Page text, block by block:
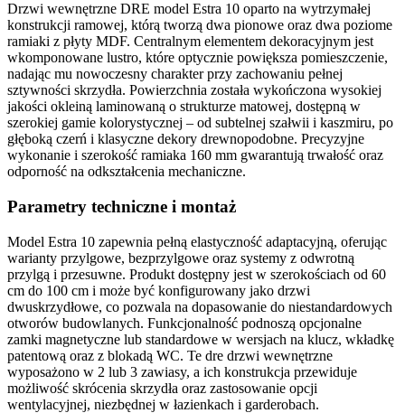
Drzwi wewnętrzne DRE model Estra 10 oparto na wytrzymałej
konstrukcji ramowej, którą tworzą dwa pionowe oraz dwa poziome
ramiaki z płyty MDF. Centralnym elementem dekoracyjnym jest
wkomponowane lustro, które optycznie powiększa pomieszczenie,
nadając mu nowoczesny charakter przy zachowaniu pełnej
sztywności skrzydła. Powierzchnia została wykończona wysokiej
jakości okleiną laminowaną o strukturze matowej, dostępną w
szerokiej gamie kolorystycznej – od subtelnej szałwii i kaszmiru, po
głęboką czerń i klasyczne dekory drewnopodobne. Precyzyjne
wykonanie i szerokość ramiaka 160 mm gwarantują trwałość oraz
odporność na odkształcenia mechaniczne.
Parametry techniczne i montaż
Model Estra 10 zapewnia pełną elastyczność adaptacyjną, oferując
warianty przylgowe, bezprzylgowe oraz systemy z odwrotną
przylgą i przesuwne. Produkt dostępny jest w szerokościach od 60
cm do 100 cm i może być konfigurowany jako drzwi
dwuskrzydłowe, co pozwala na dopasowanie do niestandardowych
otworów budowlanych. Funkcjonalność podnoszą opcjonalne
zamki magnetyczne lub standardowe w wersjach na klucz, wkładkę
patentową oraz z blokadą WC. Te dre drzwi wewnętrzne
wyposażono w 2 lub 3 zawiasy, a ich konstrukcja przewiduje
możliwość skrócenia skrzydła oraz zastosowanie opcji
wentylacyjnej, niezbędnej w łazienkach i garderobach.